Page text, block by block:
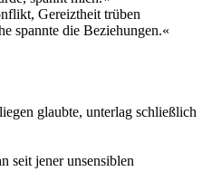
Gereiztheit trüben
spannte die Beziehungen.«
glaubte, unterlag schließlich
seit jener unsensiblen